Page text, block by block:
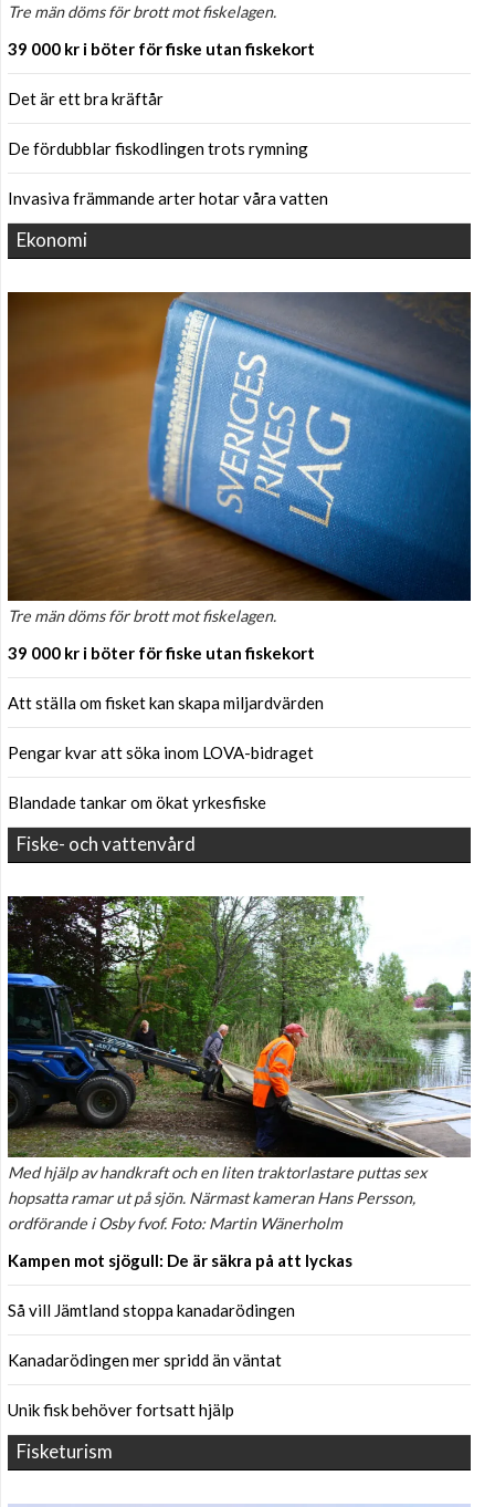
Tre män döms för brott mot fiskelagen.
39 000 kr i böter för fiske utan fiskekort
Det är ett bra kräftår
De fördubblar fiskodlingen trots rymning
Invasiva främmande arter hotar våra vatten
Ekonomi
Tre män döms för brott mot fiskelagen.
39 000 kr i böter för fiske utan fiskekort
Att ställa om fisket kan skapa miljardvärden
Pengar kvar att söka inom LOVA-bidraget
Blandade tankar om ökat yrkesfiske
Fiske- och vattenvård
Med hjälp av handkraft och en liten traktorlastare puttas sex
hopsatta ramar ut på sjön. Närmast kameran Hans Persson,
ordförande i Osby fvof. Foto: Martin Wänerholm
Kampen mot sjögull: De är säkra på att lyckas
Så vill Jämtland stoppa kanadarödingen
Kanadarödingen mer spridd än väntat
Unik fisk behöver fortsatt hjälp
Fisketurism